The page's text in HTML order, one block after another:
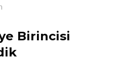
Birincisi